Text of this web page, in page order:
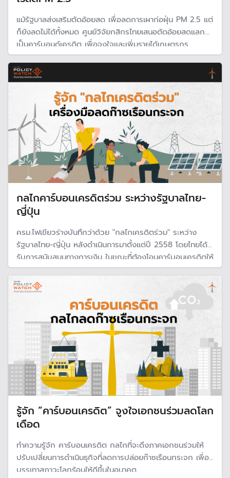
แม้รัฐบาลส่งเสริมตัดอ้อยสด เพื่อลดการเผาก่อฝุ่น PM 2.5 แต่
ก็ยังลดไม่ได้ทั้งหมด ศูนย์วิจัยกสิกรไทยเสนอตัดอ้อยสดแลก
เป็นคาร์บอนด์เครดิต เพื่อจูงใจและเพิ่มรายได้เกษตรกร
กลไกคาร์บอนเครดิตร่วม ระหว่างรัฐบาลไทย-
ญี่ปุ่น
ครม.ไฟเขียวร่างบันทึกว่าด้วย "กลไกเครดิตร่วม" ระหว่าง
รัฐบาลไทย-ญี่ปุ่น หลังดำเนินการมาตั้งแต่ปี 2558 โดยไทยได้
รับการสนับสนุนทางการเงิน ในขณะที่ต้องโอนคาร์บอนเครดิตให้
กับญี่ปุ่น 50%
รู้จัก “คาร์บอนเครดิต” จูงใจเอกชนร่วมลดโลก
เดือด
ทำความรู้จัก คาร์บอนเครดิต กลไกที่จะดึงภาคเอกชนร่วมให้
ปรับเปลี่ยนการดำเนินธุกิจที่ลดการปล่อยก๊าซเรือนกระจก เพื่อ
บรรเทาสภาวะโลกร้อนให้ดีขึ้นในอนาคต